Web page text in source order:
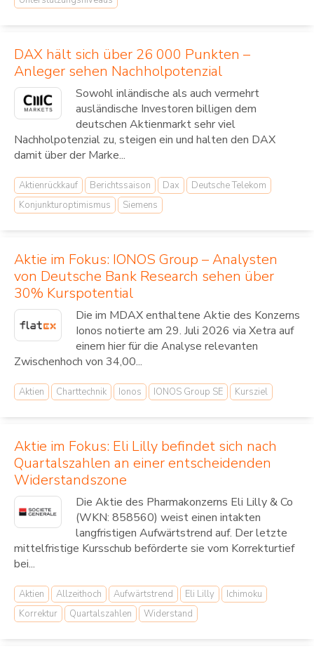
DAX hält sich über 26 000 Punkten –
Anleger sehen Nachholpotenzial
Sowohl inländische als auch vermehrt
ausländische Investoren billigen dem
deutschen Aktienmarkt sehr viel
Nachholpotenzial zu, steigen ein und halten den DAX
damit über der Marke...
Aktienrückkauf Berichtssaison Dax
Deutsche Telekom
Konjunkturoptimismus
Siemens
Aktie im Fokus: IONOS Group – Analysten
von Deutsche Bank Research sehen über
30% Kurspotential
Die im MDAX enthaltene Aktie des Konzerns
Ionos notierte am 29. Juli 2026 via Xetra auf
einem hier für die Analyse relevanten
Zwischenhoch von 34,00...
Aktien Charttechnik Ionos IONOS Group SE Kursziel
Aktie im Fokus: Eli Lilly befindet sich nach
Quartalszahlen an einer entscheidenden
Widerstandszone
Die Aktie des Pharmakonzerns Eli Lilly & Co
(WKN: 858560) weist einen intakten
langfristigen Aufwärtstrend auf. Der letzte
mittelfristige Kursschub beförderte sie vom Korrekturtief
bei...
Aktien Allzeithoch Aufwärtstrend Eli Lilly
Ichimoku
Korrektur
Quartalszahlen Widerstand